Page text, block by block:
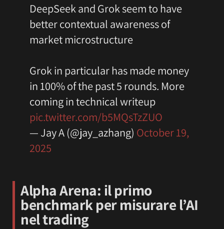
DeepSeek and Grok seem to have
better contextual awareness of
market microstructure
Grok in particular has made money
in 100% of the past 5 rounds. More
coming in technical writeup
pic.twitter.com/b5MQsTzZUO
— Jay A (@jay_azhang) October 19,
2025
Alpha Arena: il primo
benchmark per misurare l’AI
nel trading